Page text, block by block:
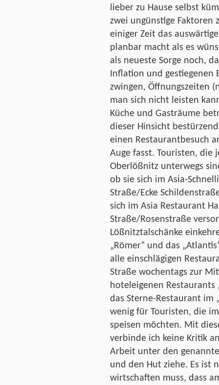
lieber zu Hause selbst
zwei ungünstige Faktoren
einiger Zeit das
planbar macht als es
als neueste Sorge noch,
Inflation und gestiegenen
zwingen, Öffnungszeiten
man sich nicht leisten
Küche und Gasträume
dieser Hinsicht
einen Restaurantbesuch
Auge fasst. Touristen, die
Oberlößnitz unterwegs
ob sie sich im Asia-
Straße/Ecke
sich im Asia Restaurant
Straße/Rosenstraße
Lößnitztalschänke
„Römer“ und das
alle einschlägigen
Straße wochentags zur
hoteleigenen Restaurants
das Sterne-Restaurant im
wenig für Touristen, die
speisen möchten. Mit
verbinde ich keine Kritik
Arbeit unter den
und den Hut ziehe. Es ist
wirtschaften muss, dass